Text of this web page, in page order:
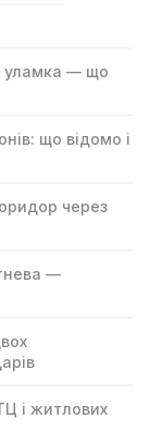
уламка — що
що відомо і
через
—
і житлових